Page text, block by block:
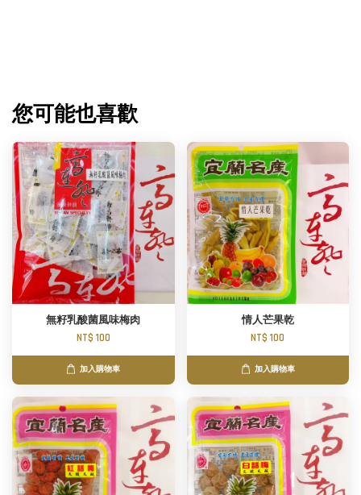
您可能也喜歡
無籽乳酸菌風味梅肉
NT$ 100
加入購物車
情人芒果乾
NT$ 100
加入購物車